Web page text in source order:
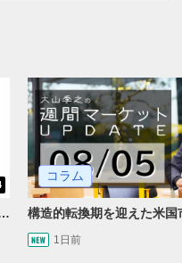
と表示されます。
。
す。
たい位置をクリック
れます。
年分のメモリに売切れ報道!?＜米国マーケットダイジェスト8/5号＞
コラム
1日前